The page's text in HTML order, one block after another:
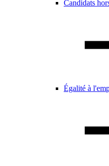
Candidats
Égalité à